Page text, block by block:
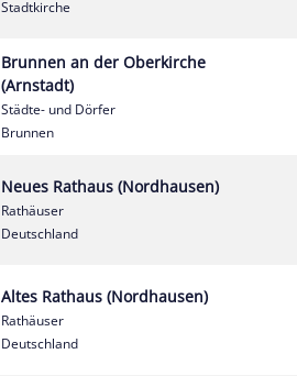
Stadtkirche
Brunnen an der Oberkirche
(Arnstadt)
Städte- und Dörfer
Brunnen
Neues Rathaus (Nordhausen)
Rathäuser
Deutschland
Altes Rathaus (Nordhausen)
Rathäuser
Deutschland